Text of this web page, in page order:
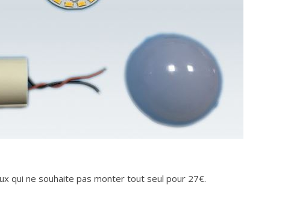
qui ne souhaite pas monter tout seul pour 27€.